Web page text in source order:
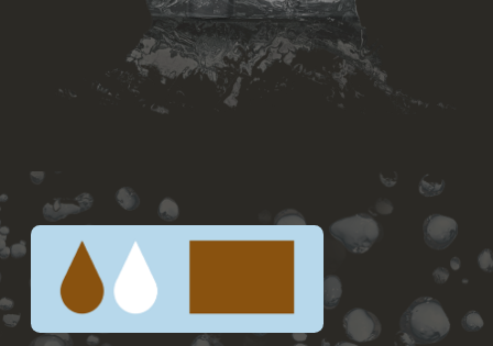
ФАРБУВАННЯ БРІВ
Змішайте фарбу OKO Liquid Hybrid Tint H2O з
окисником Cream Oxidant 3% серії H2O у
пластиковому або скляному контейнері.
Залежно від того, наскільки насичений або
світлий результат необхідно отримати,
пропорції зміщування можуть варіюватися
від 1:1 до 1:3.
Нанесіть фарбу на брови в обраній техніці